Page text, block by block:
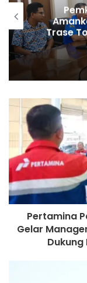
Trase
Pertamina
Gelar
Dukung